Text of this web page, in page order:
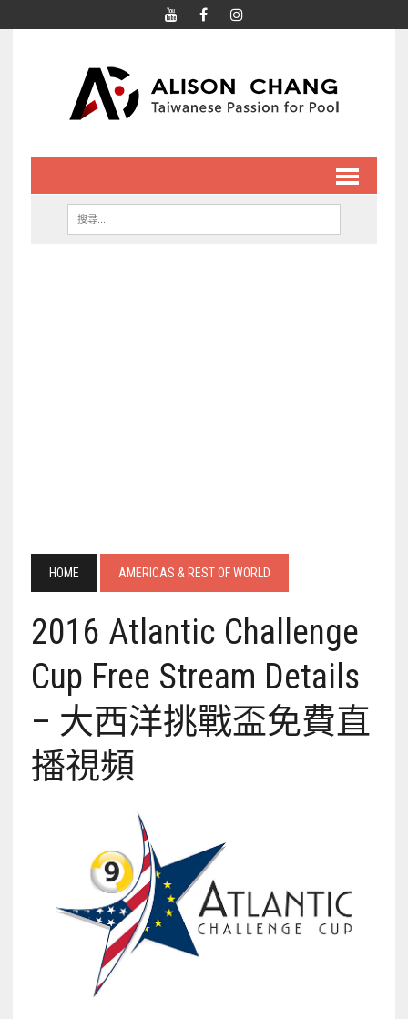
HOME AMERICAS & REST OF WORLD
2016 Atlantic Challenge
Cup Free Stream Details
– 大西洋挑戰盃免費直
播視頻